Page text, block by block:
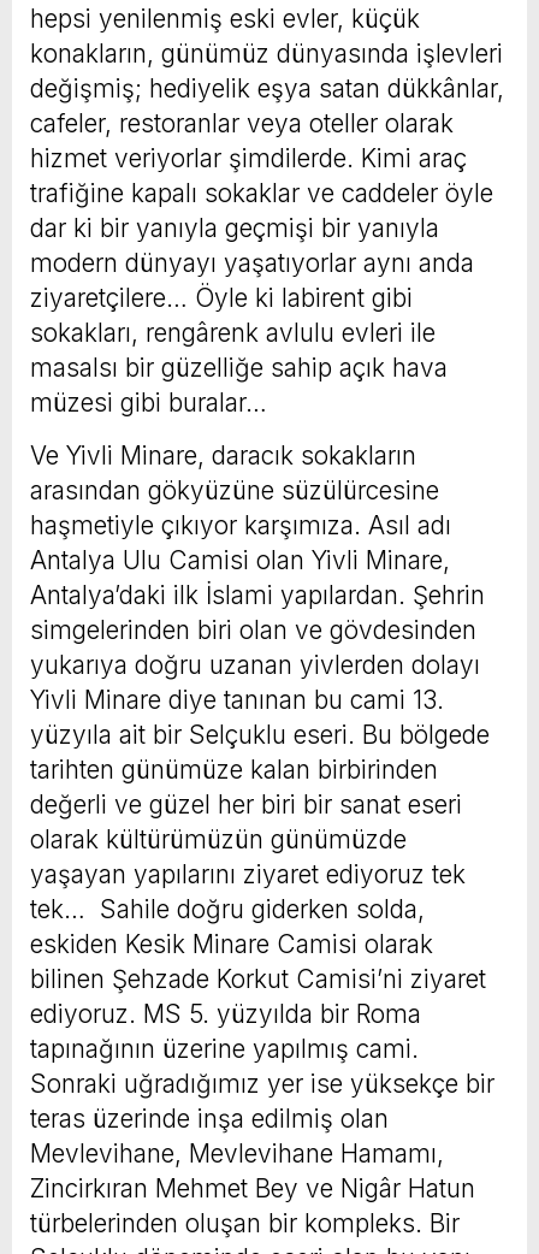
hepsi yenilenmiş eski evler, küçük
konakların, günümüz dünyasında işlevleri
değişmiş; hediyelik eşya satan dükkânlar,
cafeler, restoranlar veya oteller olarak
hizmet veriyorlar şimdilerde. Kimi araç
trafiğine kapalı sokaklar ve caddeler öyle
dar ki bir yanıyla geçmişi bir yanıyla
modern dünyayı yaşatıyorlar aynı anda
ziyaretçilere… Öyle ki labirent gibi
sokakları, rengârenk avlulu evleri ile
masalsı bir güzelliğe sahip açık hava
müzesi gibi buralar…
Ve Yivli Minare, daracık sokakların
arasından gökyüzüne süzülürcesine
haşmetiyle çıkıyor karşımıza. Asıl adı
Antalya Ulu Camisi olan Yivli Minare,
Antalya’daki ilk İslami yapılardan. Şehrin
simgelerinden biri olan ve gövdesinden
yukarıya doğru uzanan yivlerden dolayı
Yivli Minare diye tanınan bu cami 13.
yüzyıla ait bir Selçuklu eseri. Bu bölgede
tarihten günümüze kalan birbirinden
değerli ve güzel her biri bir sanat eseri
olarak kültürümüzün günümüzde
yaşayan yapılarını ziyaret ediyoruz tek
tek… Sahile doğru giderken solda,
eskiden Kesik Minare Camisi olarak
bilinen Şehzade Korkut Camisi’ni ziyaret
ediyoruz. MS 5. yüzyılda bir Roma
tapınağının üzerine yapılmış cami.
Sonraki uğradığımız yer ise yüksekçe bir
teras üzerinde inşa edilmiş olan
Mevlevihane, Mevlevihane Hamamı,
Zincirkıran Mehmet Bey ve Nigâr Hatun
türbelerinden oluşan bir kompleks. Bir